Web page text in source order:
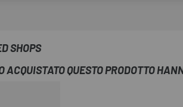
SHOPS
QUESTO PRODOTTO